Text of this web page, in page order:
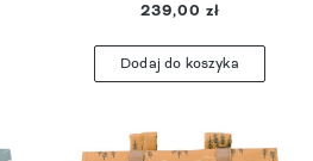
239,00 zł
Dodaj do koszyka